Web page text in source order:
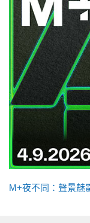
M+夜不同：聲景魅